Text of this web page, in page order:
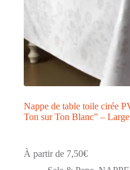
Nappe de table toile cirée
Ton sur Ton Blanc” –
À partir de 7,50€